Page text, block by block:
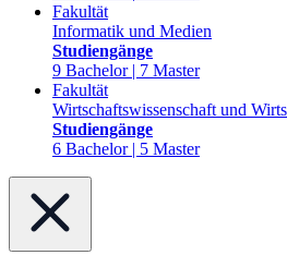
Fakultät
Informatik und Medien
Studiengänge
9 Bachelor | 7 Master
Fakultät
Wirtschaftswissenschaft und
Studiengänge
6 Bachelor | 5 Master